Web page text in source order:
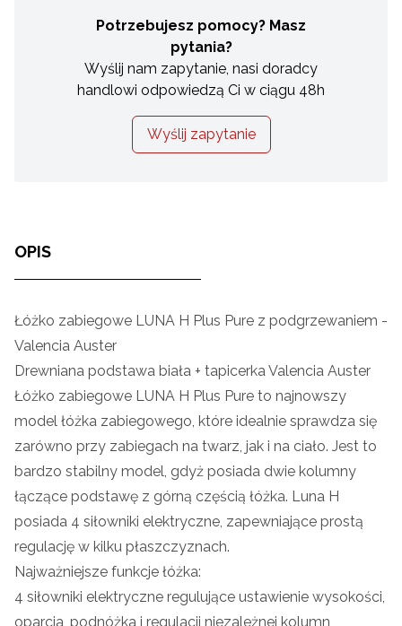
Potrzebujesz pomocy? Masz
pytania?
Wyślij nam zapytanie, nasi doradcy
handlowi odpowiedzą Ci w ciągu 48h
Wyślij zapytanie
OPIS
Łóżko zabiegowe LUNA H Plus Pure z podgrzewaniem -
Valencia Auster
Drewniana podstawa biała + tapicerka Valencia Auster
Łóżko zabiegowe LUNA H Plus Pure to najnowszy
model łóżka zabiegowego, które idealnie sprawdza się
zarówno przy zabiegach na twarz, jak i na ciało. Jest to
bardzo stabilny model, gdyż posiada dwie kolumny
łączące podstawę z górną częścią łóżka. Luna H
posiada 4 siłowniki elektryczne, zapewniające prostą
regulację w kilku płaszczyznach.
Najważniejsze funkcje łóżka:
4 siłowniki elektryczne regulujące ustawienie wysokości,
oparcia, podnóżka i regulacji niezależnej kolumn,